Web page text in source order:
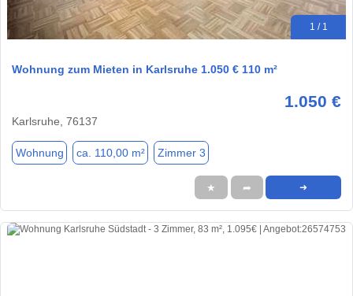
1 / 1
Wohnung zum Mieten in Karlsruhe 1.050 € 110 m²
1.050 €
Karlsruhe, 76137
Wohnung ca. 110,00 m² Zimmer 3
★ ➦ ➜